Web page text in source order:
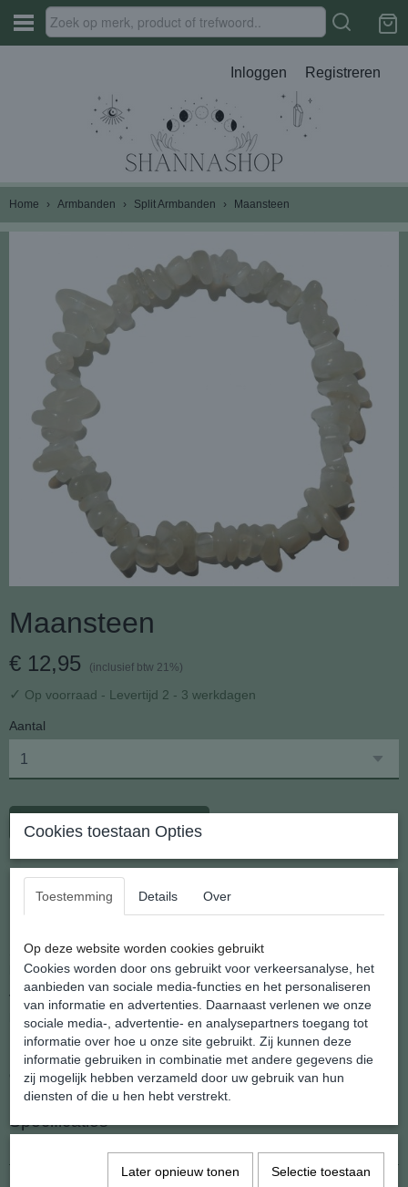
Inloggen Registreren
Home › Armbanden › Split Armbanden › Maansteen
Maansteen
€ 12,95 (inclusief btw 21%)
✓ Op voorraad - Levertijd 2 - 3 werkdagen
Aantal
In winkelwagen
Splitprodukten worden vervaardigd van de restanten die vrijkomen
bij het delven of verwerken van edelsteen produkten.
Vaak te klein om te slijpen krijgen ze op deze wijze een duurzame
bestemming.
Lengte 20 cm.
Gewicht 14 gram
Specificaties
14,00 g
20 x 8 x 0 mm
Cookies toestaan Opties
Toestemming Details Over
Op deze website worden cookies gebruikt
Cookies worden door ons gebruikt voor verkeersanalyse, het
aanbieden van sociale media-functies en het personaliseren
van informatie en advertenties. Daarnaast verlenen we onze
sociale media-, advertentie- en analysepartners toegang tot
informatie over hoe u onze site gebruikt. Zij kunnen deze
informatie gebruiken in combinatie met andere gegevens die
zij mogelijk hebben verzameld door uw gebruik van hun
diensten of die u hen hebt verstrekt.
Later opnieuw tonen Selectie toestaan